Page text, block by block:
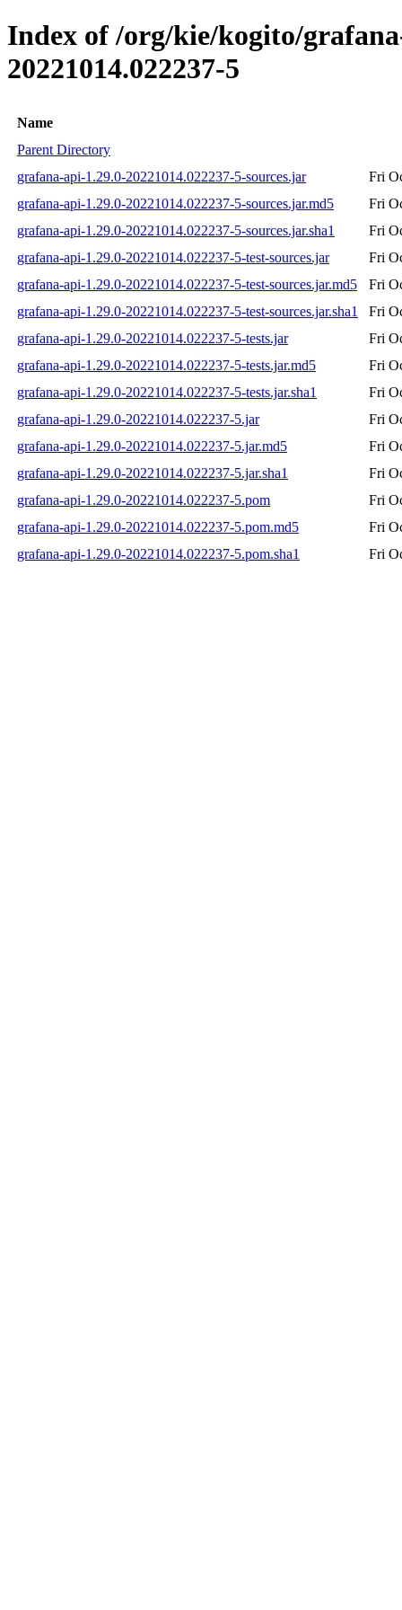
Index of /org/kie/kogito/
20221014.022237-5
Name
Parent Directory
grafana-api-1.29.0-20221014.022237-5-sources.jar
Fri
grafana-api-1.29.0-20221014.022237-5-sources.jar.md5
Fri
grafana-api-1.29.0-20221014.022237-5-sources.jar.sha1
Fri
grafana-api-1.29.0-20221014.022237-5-test-sources.jar
Fri
grafana-api-1.29.0-20221014.022237-5-test-sources.jar.md5
Fri
grafana-api-1.29.0-20221014.022237-5-test-sources.jar.sha1
Fri
grafana-api-1.29.0-20221014.022237-5-tests.jar
Fri
grafana-api-1.29.0-20221014.022237-5-tests.jar.md5
Fri
grafana-api-1.29.0-20221014.022237-5-tests.jar.sha1
Fri
grafana-api-1.29.0-20221014.022237-5.jar
Fri
grafana-api-1.29.0-20221014.022237-5.jar.md5
Fri
grafana-api-1.29.0-20221014.022237-5.jar.sha1
Fri
grafana-api-1.29.0-20221014.022237-5.pom
Fri
grafana-api-1.29.0-20221014.022237-5.pom.md5
Fri
grafana-api-1.29.0-20221014.022237-5.pom.sha1
Fri